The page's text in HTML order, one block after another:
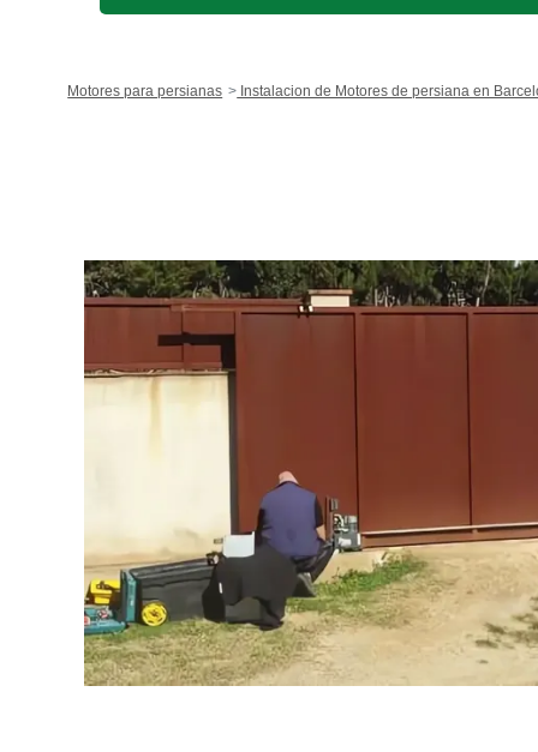
Motores para persianas Instalacion de Motores de persiana en